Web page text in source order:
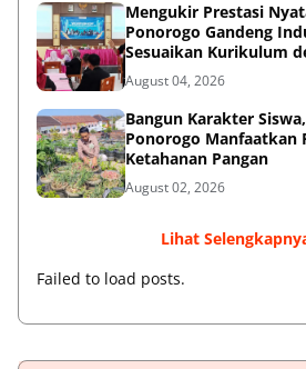
Mengukir Prestasi
Ponorogo Gandeng
Sesuaikan Kurikulum
Dunia Kerja
August 04, 2026
Bangun Karakter
Ponorogo Manfaatkan
Ketahanan Pangan
August 02, 2026
Lihat
Failed to load posts.